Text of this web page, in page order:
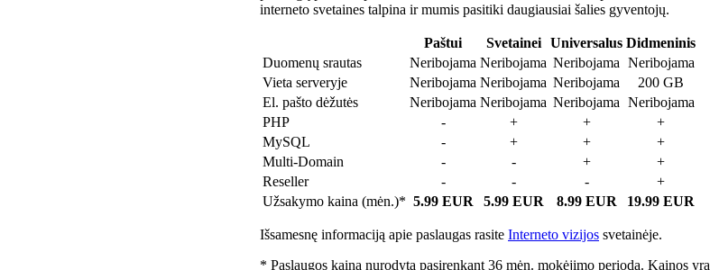
interneto svetaines talpina ir mumis pasitiki daugiausiai šalies gyventojų.
Paštui Svetainei Universalus Didmeninis
Duomenų srautas
Neribojama Neribojama Neribojama Neribojama
Vieta serveryje
Neribojama Neribojama Neribojama
200 GB
El. pašto dėžutės
Neribojama Neribojama Neribojama Neribojama
PHP
- + +
+
MySQL
- + +
+
Multi-Domain
- - +
+
Reseller
- - -
+
Užsakymo kaina (mėn.)* 5.99 EUR 5.99 EUR 8.99 EUR 19.99 EUR
Išsamesnę informaciją apie paslaugas rasite Interneto vizijos svetainėje.
* Paslaugos kaina nurodyta pasirenkant 36 mėn. mokėjimo periodą. Kainos yra